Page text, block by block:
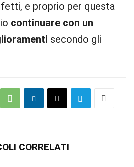
e proprio per questa
continuare con un
secondo gli
CORRELATI